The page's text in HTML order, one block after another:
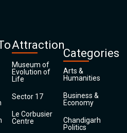
Attraction
Museum of
Evolution of
Life
Sector 17
Le Corbusier
Centre
Categories
Arts &
Humanities
Business &
Economy
Chandigarh
Politics